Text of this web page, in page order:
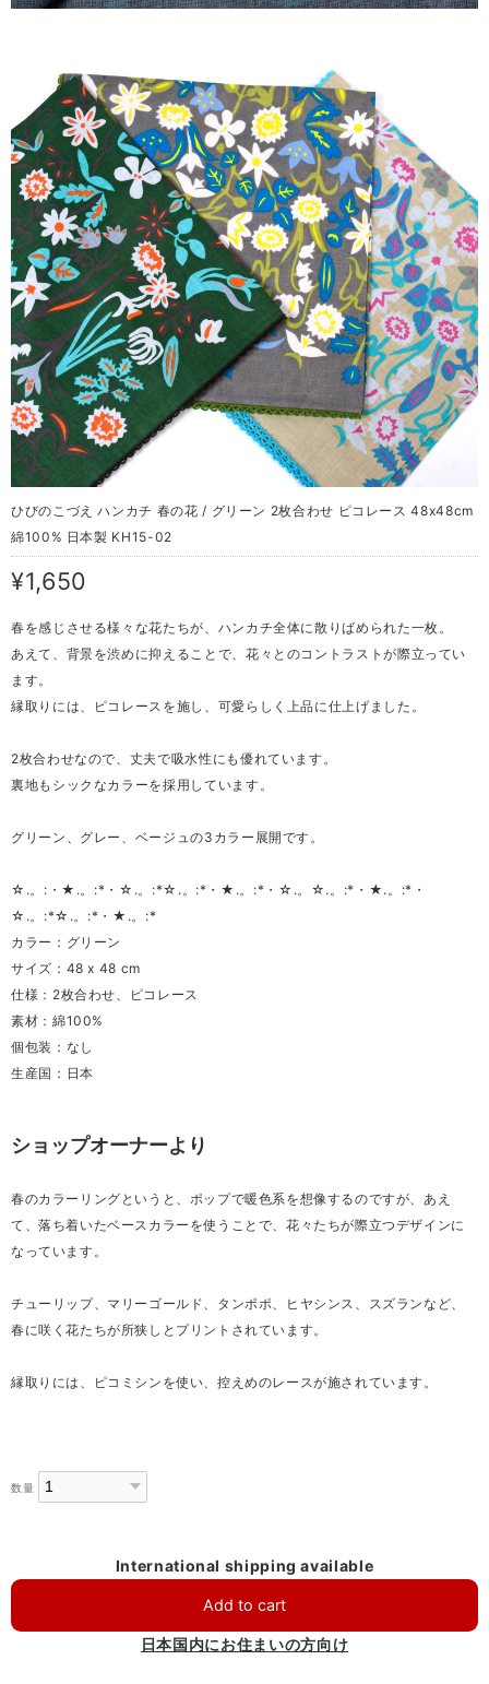
ひびのこづえ ハンカチ 春の花 / グリーン 2枚合わせ ピコレース 48x48cm
綿100% 日本製 KH15-02
¥1,650
春を感じさせる様々な花たちが、ハンカチ全体に散りばめられた一枚。
あえて、背景を渋めに抑えることで、花々とのコントラストが際立ってい
ます。
縁取りには、ピコレースを施し、可愛らしく上品に仕上げました。
2枚合わせなので、丈夫で吸水性にも優れています。
裏地もシックなカラーを採用しています。
グリーン、グレー、ベージュの3カラー展開です。
☆.。:・★.。:*・☆.。:*☆.。:*・★.。:*・☆.。☆.。:*・★.。:*・
☆.。:*☆.。:*・★.。:*
カラー：グリーン
サイズ：48 x 48 cm
仕様：2枚合わせ、ピコレース
素材：綿100%
個包装：なし
生産国：日本
ショップオーナーより
春のカラーリングというと、ポップで暖色系を想像するのですが、あえ
て、落ち着いたベースカラーを使うことで、花々たちが際立つデザインに
なっています。
チューリップ、マリーゴールド、タンポポ、ヒヤシンス、スズランなど、
春に咲く花たちが所狭しとプリントされています。
縁取りには、ピコミシンを使い、控えめのレースが施されています。
数量
International shipping available
Add to cart
日本国内にお住まいの方向け